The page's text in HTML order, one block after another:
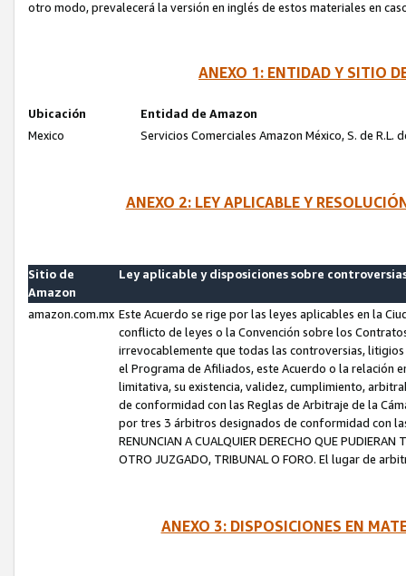
otro modo, prevalecerá la versión en inglés de estos materiales en
ANEXO 1: ENTIDAD Y SITIO
Ubicación
Entidad de Amazon
Mexico
Servicios Comerciales Amazon México, S. de R.L.
ANEXO 2: LEY APLICABLE Y
Sitio de
Amazon
Ley aplicable y disposiciones sobre
amazon.com.mx Este Acuerdo se rige por las leyes aplicables en la
conflicto de leyes o la Convención sobre los
irrevocablemente que todas las controversias,
el Programa de Afiliados, este Acuerdo o la relación
limitativa, su existencia, validez, cumplimiento,
de conformidad con las Reglas de Arbitraje de la
por tres 3 árbitros designados de conformidad con las
RENUNCIAN A CUALQUIER DERECHO QUE
OTRO JUZGADO, TRIBUNAL O FORO. El lugar de
ANEXO 3: DISPOSICIONES EN